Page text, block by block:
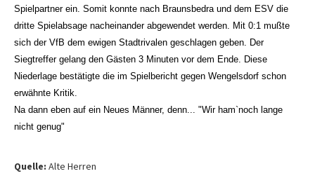
Spielpartner ein. Somit konnte nach Braunsbedra und dem ESV die
dritte Spielabsage nacheinander abgewendet werden. Mit 0:1 mußte
sich der VfB dem ewigen Stadtrivalen geschlagen geben. Der
Siegtreffer gelang den Gästen 3 Minuten vor dem Ende. Diese
Niederlage bestätigte die im Spielbericht gegen Wengelsdorf schon
erwähnte Kritik.
Na dann eben auf ein Neues Männer, denn... "Wir ham`noch lange
nicht genug"
Quelle: Alte Herren